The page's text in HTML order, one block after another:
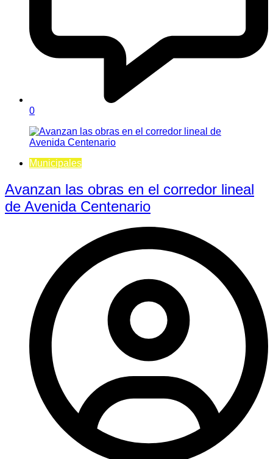
0
Municipales
Avanzan las obras en el corredor lineal
de Avenida Centenario